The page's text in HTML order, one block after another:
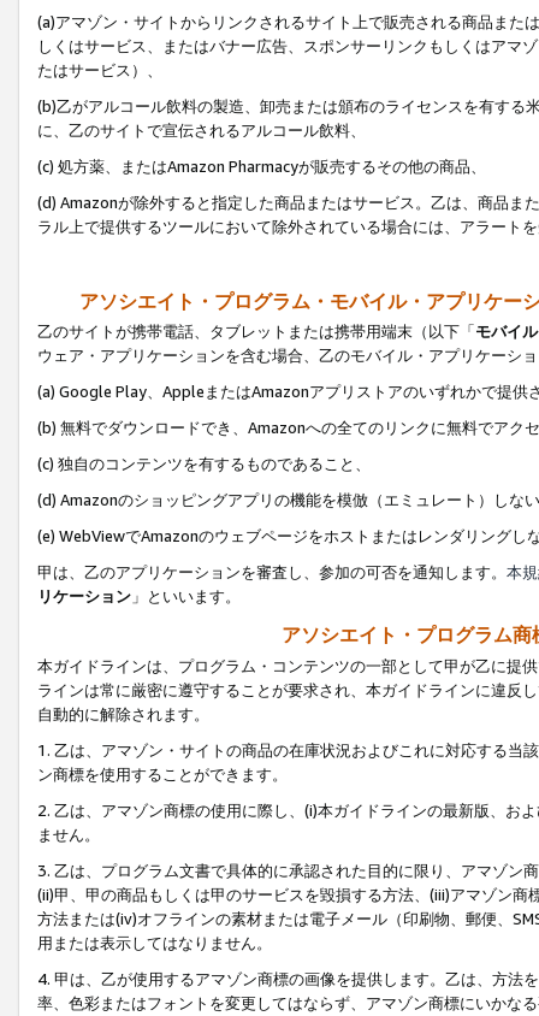
(a)アマゾン・サイトからリンクされるサイト上で販売される商品ま
しくはサービス、またはバナー広告、スポンサーリンクもしくはアマ
たはサービス）、
(b)乙がアルコール飲料の製造、卸売または頒布のライセンスを有す
に、乙のサイトで宣伝されるアルコール飲料、
(c) 処方薬、またはAmazon Pharmacyが販売するその他の商品、
(d) Amazonが除外すると指定した商品またはサービス。乙は、商品ま
ラル上で提供するツールにおいて除外されている場合には、アラート
アソシエイト・プログラム・モバイル・アプリケー
乙のサイトが携帯電話、タブレットまたは携帯用端末（以下「モバイ
ウェア・アプリケーションを含む場合、乙のモバイル・アプリケーシ
(a) Google Play、AppleまたはAmazonアプリストアのいずれかで提供
(b) 無料でダウンロードでき、Amazonへの全てのリンクに無料でアク
(c) 独自のコンテンツを有するものであること、
(d) Amazonのショッピングアプリの機能を模倣（エミュレート）しな
(e) WebViewでAmazonのウェブページをホストまたはレンダリングし
甲は、乙のアプリケーションを審査し、参加の可否を通知します。 本
リケーション 」といいます。
アソシエイト・プログラム
本ガイドラインは、プログラム・コンテンツの一部として甲が乙に提
ラインは常に厳密に遵守することが要求され、本ガイドラインに違反
自動的に解除されます。
1. 乙は、アマゾン・サイトの商品の在庫状況およびこれに対応する
ン商標を使用することができます。
2. 乙は、アマゾン商標の使用に際し、(i)本ガイドラインの最新版、お
ません。
3. 乙は、プログラム文書で具体的に承認された目的に限り、アマゾン
(ii)甲、甲の商品もしくは甲のサービスを毀損する方法、(iii)アマゾン
方法または(iv)オフラインの素材または電子メール（印刷物、郵便、
用または表示してはなりません。
4. 甲は、乙が使用するアマゾン商標の画像を提供します。乙は、方
率、色彩またはフォントを変更してはならず、アマゾン商標にいかな